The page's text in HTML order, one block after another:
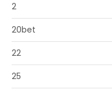
2
20bet
22
25